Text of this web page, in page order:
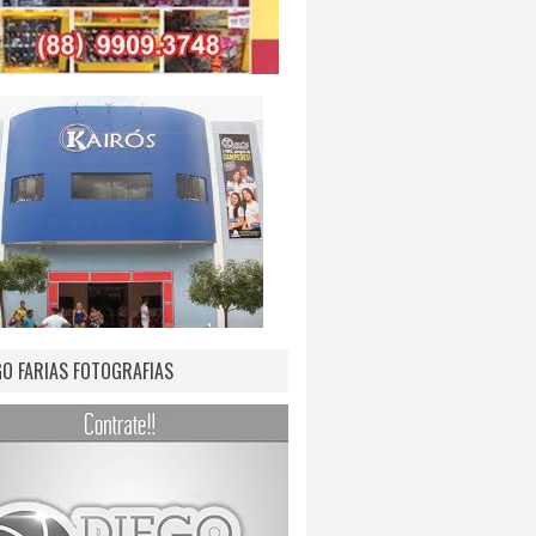
FARIAS FOTOGRAFIAS